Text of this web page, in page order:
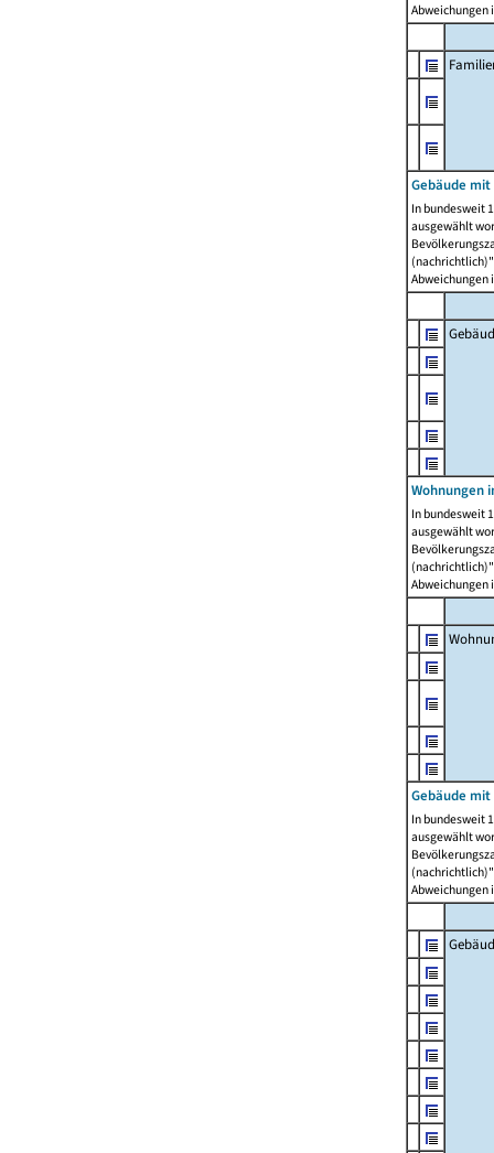
Abweichungen
Gebäude
In bundesweit
ausgewählt
Abweichungen
Wohnungen
In bundesweit
ausgewählt
Abweichungen
Gebäude
In bundesweit
ausgewählt
Abweichungen